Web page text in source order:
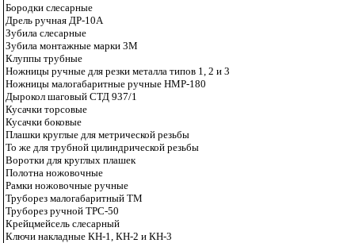
Бородки слесарные
Дрель ручная ДР-10А
Зубила слесарные
Зубила монтажные марки 3М
Клуппы трубные
Ножницы ручные для резки металла типов 1, 2 и 3
Ножницы малогабаритные ручные НМР-180
Дырокол шаговый СТД 937/1
Кусачки торсовые
Кусачки боковые
Плашки круглые для метрической резьбы
То же для трубной цилиндрической резьбы
Воротки для круглых плашек
Полотна ножовочные
Рамки ножовочные ручные
Труборез малогабаритный ТМ
Труборез ручной ТРС-50
Крейцмейсель слесарный
Ключи накладные КН-1, КН-2 и КН-3